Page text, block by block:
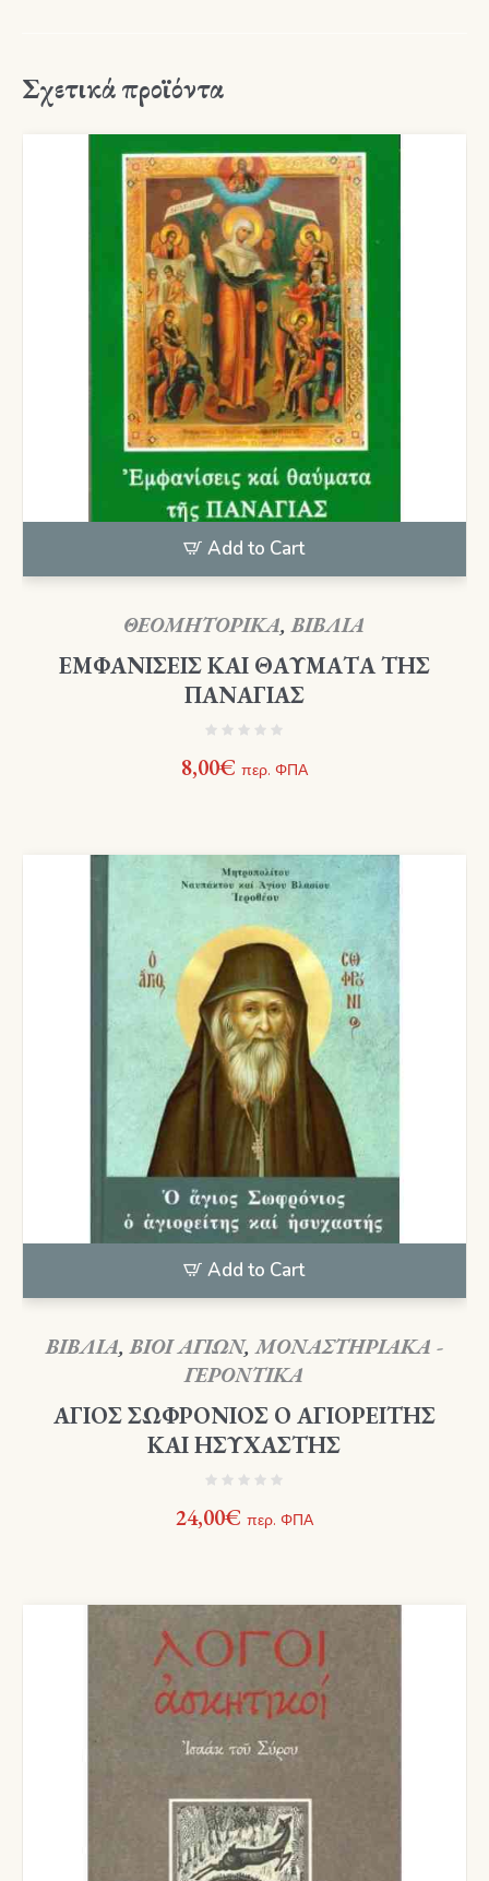
Σχετικά προϊόντα
Add to Cart
ΘΕΟΜΗΤΟΡΙΚΑ,ΒΙΒΛΙΑ
ΕΜΦΑΝΙΣΕΙΣ ΚΑΙ ΘΑΥΜΑΤΑ ΤΗΣ
ΠΑΝΑΓΙΑΣ
8,00€ περ. ΦΠΑ
Add to Cart
ΒΙΒΛΙΑ,ΒΙΟΙ ΑΓΙΩΝ,ΜΟΝΑΣΤΗΡΙΑΚΑ -
ΓΕΡΟΝΤΙΚΑ
ΑΓΙΟΣ ΣΩΦΡΟΝΙΟΣ Ο ΑΓΙΟΡΕΙΤΗΣ
ΚΑΙ ΗΣΥΧΑΣΤΗΣ
24,00€ περ. ΦΠΑ